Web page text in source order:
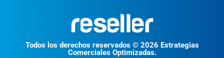
Todos los derechos reservados © 2026 Estrategias
Comerciales Optimizadas.